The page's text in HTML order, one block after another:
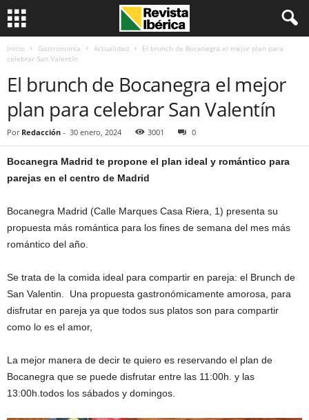
Inicio Gastronomía Actualidad
El brunch de Bocanegra el mejor plan para
celebrar San Valentín
El brunch de Bocanegra el mejor
plan para celebrar San Valentín
Por Redacción - 30 enero, 2024 3001 0
Bocanegra Madrid te propone el plan ideal y romántico para
parejas en el centro de Madrid
Bocanegra Madrid (Calle Marques Casa Riera, 1) presenta su
propuesta más romántica para los fines de semana del mes más
romántico del año.
Se trata de la comida ideal para compartir en pareja: el Brunch de
San Valentin. Una propuesta gastronómicamente amorosa, para
disfrutar en pareja ya que todos sus platos son para compartir
como lo es el amor,
La mejor manera de decir te quiero es reservando el plan de
Bocanegra que se puede disfrutar entre las 11:00h. y las
13:00h.todos los sábados y domingos.